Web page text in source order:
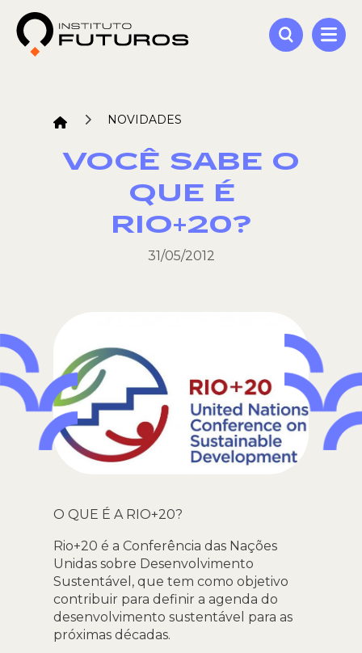
NOVIDADES
VOCÊ SABE O
QUE É
RIO+20?
31/05/2012
O QUE É A RIO+20?
Rio+20 é a Conferência das Nações
Unidas sobre Desenvolvimento
Sustentável, que tem como objetivo
contribuir para definir a agenda do
desenvolvimento sustentável para as
próximas décadas.